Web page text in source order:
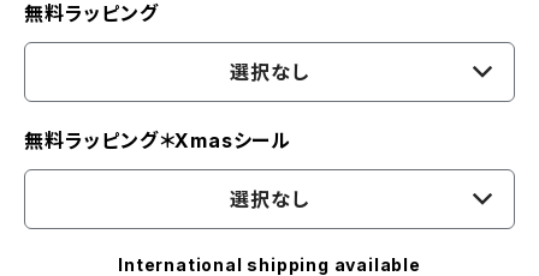
無料ラッピング
選択なし
無料ラッピング＊Xmasシール
選択なし
International shipping available